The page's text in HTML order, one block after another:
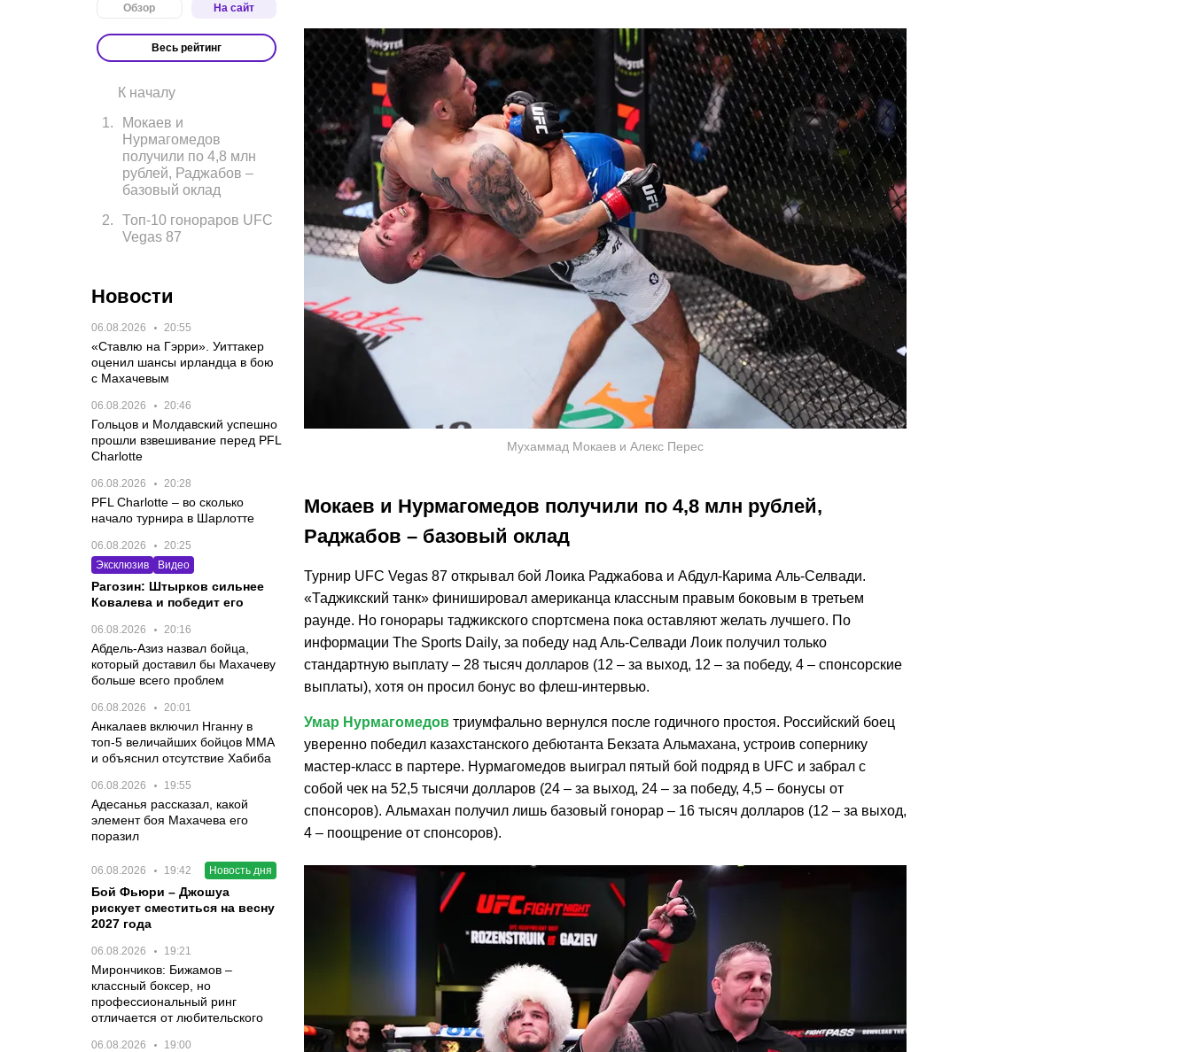
Мухаммад Мокаев и Алекс Перес
Мокаев и Нурмагомедов получили по 4,8 млн рублей,
Раджабов – базовый оклад
Турнир UFC Vegas 87 открывал бой Лоика Раджабова и Абдул-Карима Аль-Селвади.
«Таджикский танк» финишировал американца классным правым боковым в третьем
раунде. Но гонорары таджикского спортсмена пока оставляют желать лучшего. По
информации The Sports Daily, за победу над Аль-Селвади Лоик получил только
стандартную выплату – 28 тысяч долларов (12 – за выход, 12 – за победу, 4 – спонсорские
выплаты), хотя он просил бонус во флеш-интервью.
Умар Нурмагомедов триумфально вернулся после годичного простоя. Российский боец
уверенно победил казахстанского дебютанта Бекзата Альмахана, устроив сопернику
мастер-класс в партере. Нурмагомедов выиграл пятый бой подряд в UFC и забрал с
собой чек на 52,5 тысячи долларов (24 – за выход, 24 – за победу, 4,5 – бонусы от
спонсоров). Альмахан получил лишь базовый гонорар – 16 тысяч долларов (12 – за выход,
4 – поощрение от спонсоров).
Обзор На сайт
Весь рейтинг
К началу
1 .
Мокаев и
Нурмагомедов
получили по 4,8 млн
рублей, Раджабов –
базовый оклад
2.
Топ-10 гонораров UFC
Vegas 87
Новости
06.08.2026 20:55
«Ставлю на Гэрри». Уиттакер
оценил шансы ирландца в бою
с Махачевым
06.08.2026 20:46
Гольцов и Молдавский успешно
прошли взвешивание перед PFL
Charlotte
06.08.2026 20:28
PFL Charlotte – во сколько
начало турнира в Шарлотте
06.08.2026
20:25
Эксклюзив
Видео
Рагозин: Штырков сильнее
Ковалева и победит его
06.08.2026 20:16
Абдель-Азиз назвал бойца,
который доставил бы Махачеву
больше всего проблем
06.08.2026 20:01
Анкалаев включил Нганну в
топ-5 величайших бойцов MMA
и объяснил отсутствие Хабиба
06.08.2026 19:55
Адесанья рассказал, какой
элемент боя Махачева его
поразил
06.08.2026 19:42 Новость дня
Бой Фьюри – Джошуа
рискует сместиться на весну
2027 года
06.08.2026 19:21
Мирончиков: Бижамов –
классный боксер, но
профессиональный ринг
отличается от любительского
06.08.2026 19:00